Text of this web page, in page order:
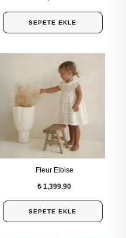
SEPETE EKLE
Fleur Elbise
₺ 1,399.90
SEPETE EKLE